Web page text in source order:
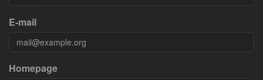
E-mail
Homepage